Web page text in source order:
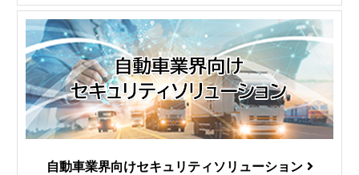
自動車業界向けセキュリティソリューション